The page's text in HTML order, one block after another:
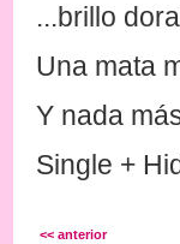
...brillo
Una mata
Y nada
Single +
<< anterior